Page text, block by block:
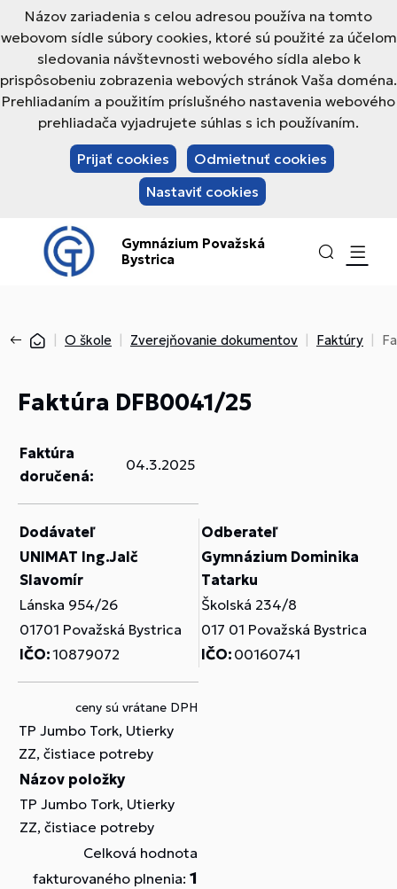
Názov zariadenia s celou adresou používa na tomto
webovom sídle súbory cookies, ktoré sú použité za účelom
sledovania návštevnosti webového sídla alebo k
prispôsobeniu zobrazenia webových stránok Vaša doména.
Prehliadaním a použitím príslušného nastavenia webového
prehliadača vyjadrujete súhlas s ich používaním.
Prijať cookies
Odmietnuť cookies
Nastaviť cookies
Gymnázium Považská
Bystrica
O škole Zverejňovanie dokumentov Faktúry
Faktúra DFB0041/25
Faktúra
doručená:
04.3.2025
Dodávateľ
UNIMAT Ing.Jalč
Slavomír
Lánska 954/26
01701 Považská Bystrica
IČO:10879072
Odberateľ
Gymnázium Dominika
Tatarku
Školská 234/8
017 01 Považská Bystrica
IČO: 00160741
ceny sú vrátane DPH
TP Jumbo Tork, Utierky
ZZ, čistiace potreby
Názov položky
TP Jumbo Tork, Utierky
ZZ, čistiace potreby
Celková hodnota
fakturovaného plnenia: 1